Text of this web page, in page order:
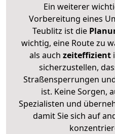
Ein weiterer
Vorbereitung eines
Teublitz ist die
wichtig, eine Route zu
als auch zeiteffizient
sicherzustellen,
Straßensperrungen
ist. Keine Sorgen,
Spezialisten und
damit Sie sich auf